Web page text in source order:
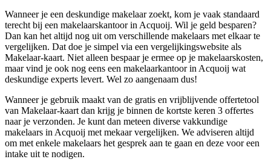
Wanneer je een deskundige makelaar zoekt, kom je vaak standaard
terecht bij een makelaarskantoor in Acquoij. Wil je geld besparen?
Dan kan het altijd nog uit om verschillende makelaars met elkaar te
vergelijken. Dat doe je simpel via een vergelijkingswebsite als
Makelaar-kaart. Niet alleen bespaar je ermee op je makelaarskosten,
maar vind je ook nog eens een makelaarkantoor in Acquoij wat
deskundige experts levert. Wel zo aangenaam dus!
Wanneer je gebruik maakt van de gratis en vrijblijvende offertetool
van Makelaar-kaart dan krijg je binnen de kortste keren 3 offertes
naar je verzonden. Je kunt dan meteen diverse vakkundige
makelaars in Acquoij met mekaar vergelijken. We adviseren altijd
om met enkele makelaars het gesprek aan te gaan en deze voor een
intake uit te nodigen.